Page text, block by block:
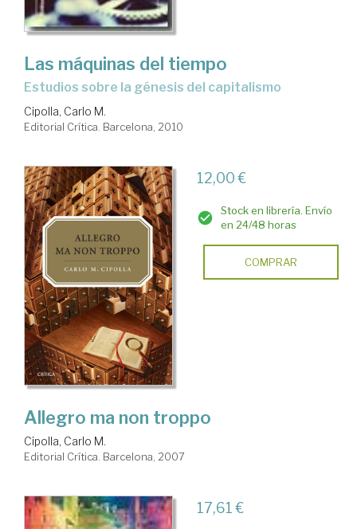
Las máquinas del tiempo
estudios sobre la génesis del capitalismo
Cipolla, Carlo M.
Editorial Crítica. Barcelona, 2010
12,00 €
Stock en librería. Envío
en 24/48 horas
COMPRAR
Allegro ma non troppo
Cipolla, Carlo M.
Editorial Crítica. Barcelona, 2007
17,61 €